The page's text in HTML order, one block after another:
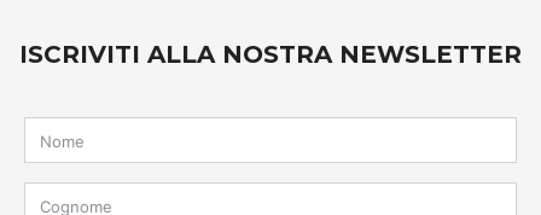
ISCRIVITI ALLA NOSTRA NEWSLETTER